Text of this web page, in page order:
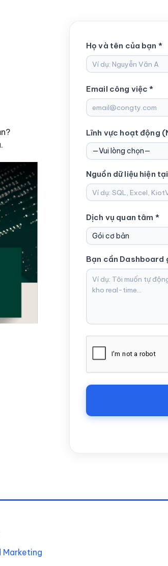
Họ và tên của bạn *
Email công việc *
Lĩnh vực hoạt động
Nguồn dữ liệu hiện
Dịch vụ quan tâm *
Bạn cần Dashboard
Marketing